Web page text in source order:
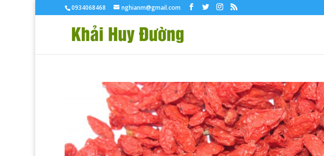
0934068468 nghianm@gmail.com